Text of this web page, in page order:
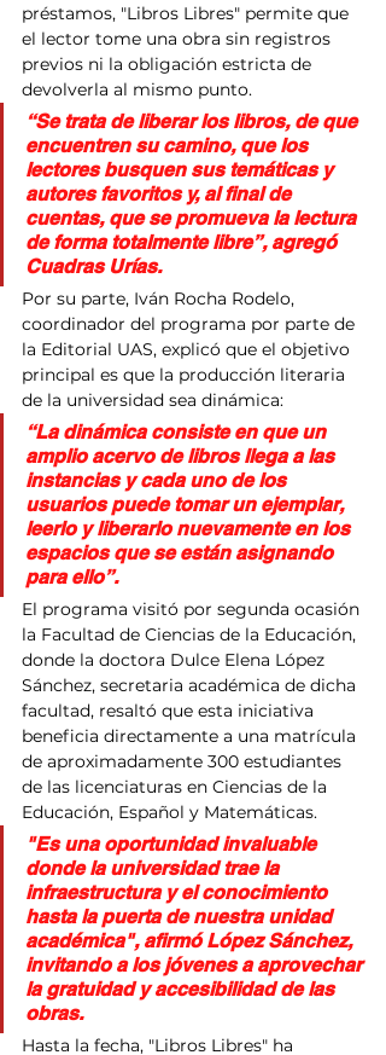
préstamos, "Libros Libres" permite que
el lector tome una obra sin registros
previos ni la obligación estricta de
devolverla al mismo punto.
“Se trata de liberar los libros, de que
encuentren su camino, que los
lectores busquen sus temáticas y
autores favoritos y, al final de
cuentas, que se promueva la lectura
de forma totalmente libre”, agregó
Cuadras Urías.
Por su parte, Iván Rocha Rodelo,
coordinador del programa por parte de
la Editorial UAS, explicó que el objetivo
principal es que la producción literaria
de la universidad sea dinámica:
“La dinámica consiste en que un
amplio acervo de libros llega a las
instancias y cada uno de los
usuarios puede tomar un ejemplar,
leerlo y liberarlo nuevamente en los
espacios que se están asignando
para ello”.
El programa visitó por segunda ocasión
la Facultad de Ciencias de la Educación,
donde la doctora Dulce Elena López
Sánchez, secretaria académica de dicha
facultad, resaltó que esta iniciativa
beneficia directamente a una matrícula
de aproximadamente 300 estudiantes
de las licenciaturas en Ciencias de la
Educación, Español y Matemáticas.
"Es una oportunidad invaluable
donde la universidad trae la
infraestructura y el conocimiento
hasta la puerta de nuestra unidad
académica", afirmó López Sánchez,
invitando a los jóvenes a aprovechar
la gratuidad y accesibilidad de las
obras.
Hasta la fecha, "Libros Libres" ha